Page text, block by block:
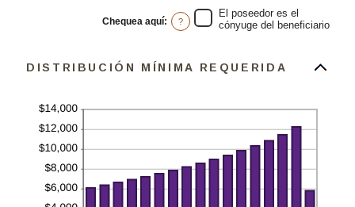
poseedor
válida
para
Fecha
del
Chequea aquí: ?
El poseedor es el
cónyuge del beneficiario
DISTRIBUCIÓN MÍNIMA REQUERIDA